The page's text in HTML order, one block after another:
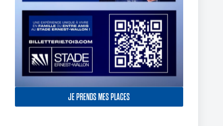
JE PRENDS MES PLACES